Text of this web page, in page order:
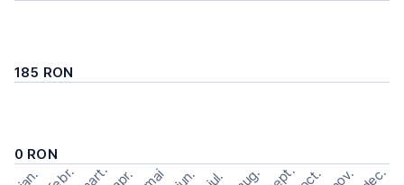
185 RON
0 RON
ian. mai iun. iul.